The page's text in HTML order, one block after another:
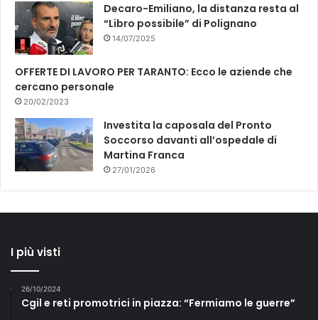
Decaro-Emiliano, la distanza resta al
“Libro possibile” di Polignano
14/07/2025
OFFERTE DI LAVORO PER TARANTO: Ecco le aziende che
cercano personale
20/02/2023
Investita la caposala del Pronto
Soccorso davanti all’ospedale di
Martina Franca
27/01/2026
I più visti
26/10/2024
Cgil e reti promotrici in piazza: “Fermiamo le guerre”